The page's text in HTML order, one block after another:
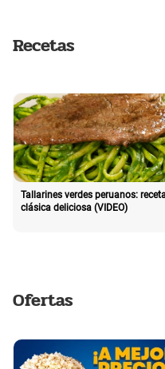
Recetas
Tallarines verdes peruanos:
clásica deliciosa (VIDEO)
Ofertas